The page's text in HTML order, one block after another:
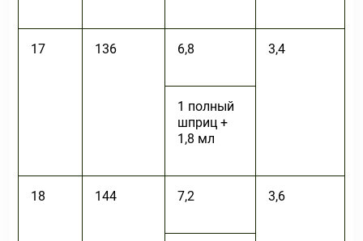
17 136 6,8 3,4
1 полный
шприц +
1,8 мл
18 144 7,2 3,6